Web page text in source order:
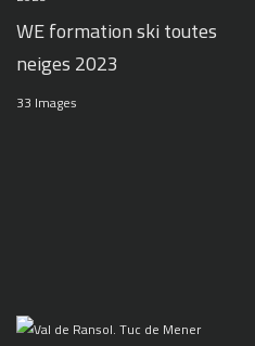
WE formation ski toutes
neiges 2023
33 Images